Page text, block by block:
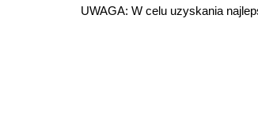
UWAGA: W celu uzyskania